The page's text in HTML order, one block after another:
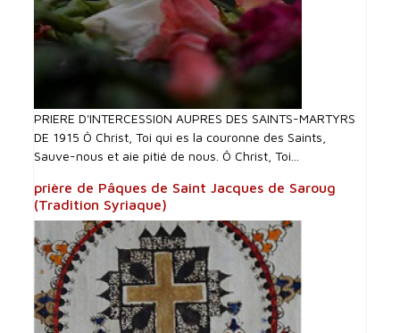
PRIERE D'INTERCESSI0N AUPRES DES SAINTS-MARTYRS
DE 1915 Ô Christ, Toi qui es la couronne des Saints,
Sauve-nous et aie pitié de nous. Ô Christ, Toi...
prière de Pâques de Saint Jacques de Saroug
(Tradition Syriaque)